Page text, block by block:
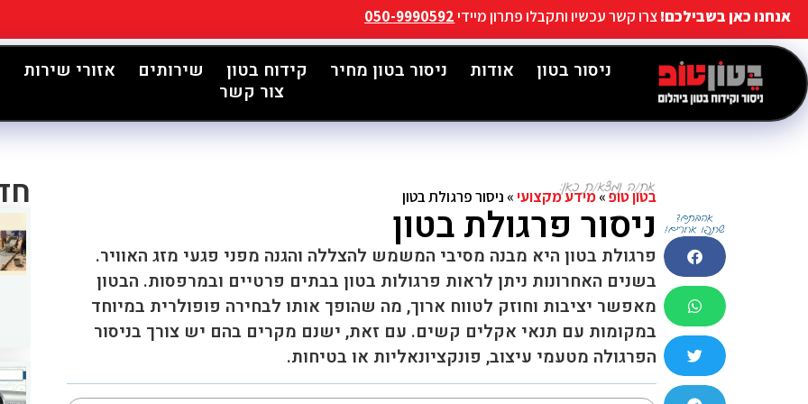
אנחנו כאן בשבילכם!צרו קשר עכשיו ותקבלו פתרון מיידי050-9990592
ניסור בטון אודות ניסור בטון מחיר קידוח בטון שירותים אזורי שירות
צור קשר
בטון טופ»מידע מקצועי» ניסור פרגולת בטון
ניסור פרגולת בטון
פרגולת בטון היא מבנה מסיבי המשמש להצללה והגנה מפני פגעי מזג האוויר.
בשנים האחרונות ניתן לראות פרגולות בטון בבתים פרטיים ובמרפסות. הבטון
מאפשר יציבות וחוזק לטווח ארוך, מה שהופך אותו לבחירה פופולרית במיוחד
במקומות עם תנאי אקלים קשים. עם זאת, ישנם מקרים בהם יש צורך בניסור
הפרגולה מטעמי עיצוב, פונקציונאליות או בטיחות.